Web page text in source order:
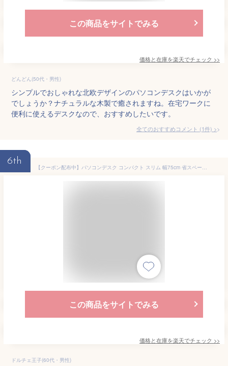
この商品をサイトでみる
価格と在庫を楽天でチェック >>
どんどん(50代・男性)
シンプルでおしゃれな北欧デザインのパソコンデスクはいかが
でしょうか？ナチュラルな木製で癒されますね。在宅ワークに
便利に使えるデスクなので、おすすめしたいです。
全てのおすすめコメント (1件) >
6th
【クーポン配布中】パソコンデスク コンパクト スリム 幅75cm 省スペース キャスター キーボードスライダー コンパクト スリム 収納棚付 書斎 学習机 学習デスク 勉強机 ホワイト EZ1-DESK017WN
この商品をサイトでみる
価格と在庫を楽天でチェック >>
ドルチェ王子(60代・男性)